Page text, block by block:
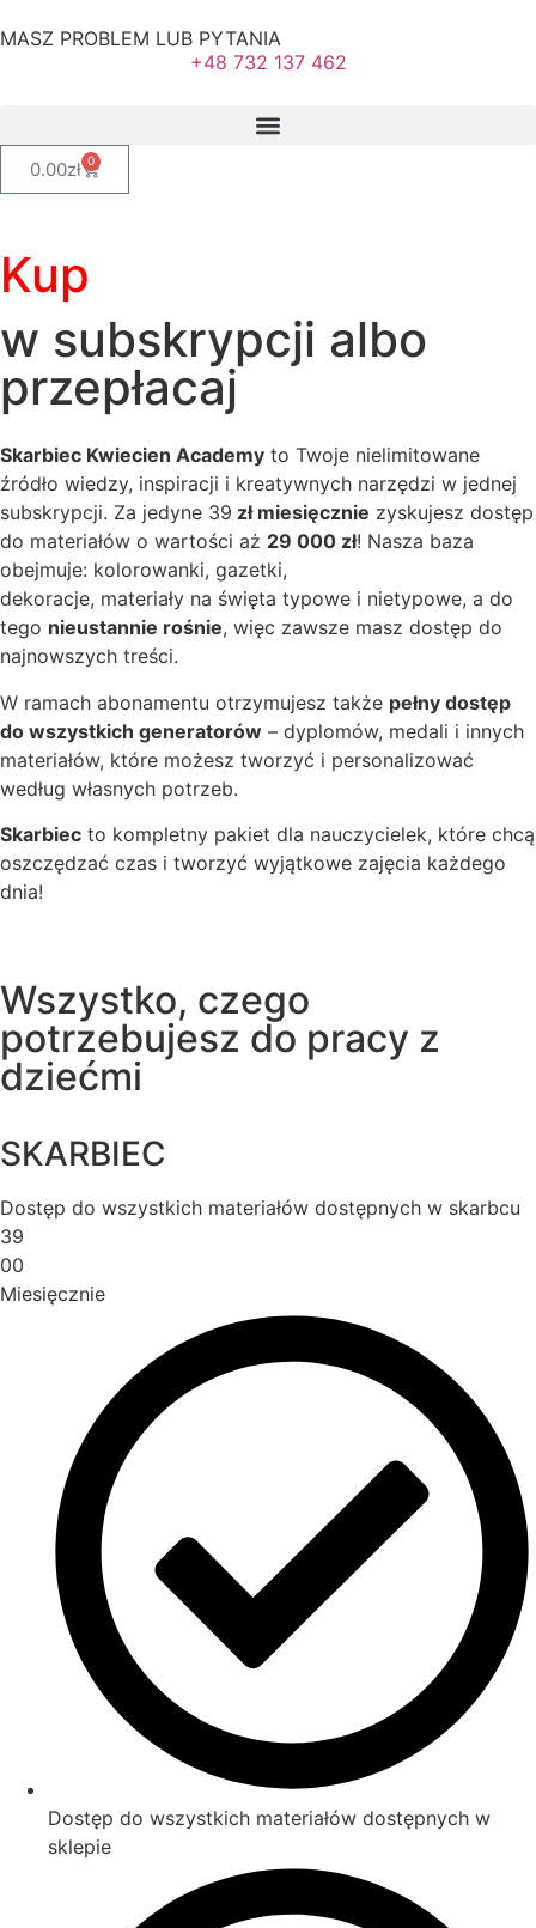
MASZ PROBLEM LUB PYTANIA
+48 732 137 462
0.00zł 0
Kup
w subskrypcji albo
przepłacaj
Skarbiec Kwiecien Academy to Twoje nielimitowane
źródło wiedzy, inspiracji i kreatywnych narzędzi w jednej
subskrypcji. Za jedyne 39 zł miesięcznie zyskujesz dostęp
do materiałów o wartości aż 29 000 zł! Nasza baza
obejmuje: kolorowanki, gazetki,
dekoracje, materiały na święta typowe i nietypowe, a do
tego nieustannie rośnie, więc zawsze masz dostęp do
najnowszych treści.
W ramach abonamentu otrzymujesz także pełny dostęp
do wszystkich generatorów – dyplomów, medali i innych
materiałów, które możesz tworzyć i personalizować
według własnych potrzeb.
Skarbiec to kompletny pakiet dla nauczycielek, które chcą
oszczędzać czas i tworzyć wyjątkowe zajęcia każdego
dnia!
Wszystko, czego
potrzebujesz do pracy z
dziećmi
SKARBIEC
Dostęp do wszystkich materiałów dostępnych w skarbcu
39
00
Miesięcznie
Dostęp do wszystkich materiałów dostępnych w
sklepie